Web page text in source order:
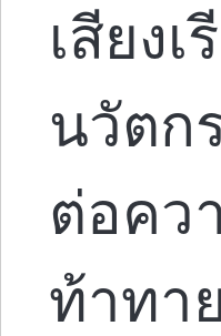
เสียง
นวัตก
ต่อคว
ท้าทา